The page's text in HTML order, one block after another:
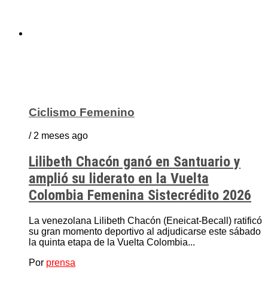
Ciclismo Femenino
/ 2 meses ago
Lilibeth Chacón ganó en Santuario y
amplió su liderato en la Vuelta
Colombia Femenina Sistecrédito 2026
La venezolana Lilibeth Chacón (Eneicat-Becall) ratificó
su gran momento deportivo al adjudicarse este sábado
la quinta etapa de la Vuelta Colombia...
Por prensa